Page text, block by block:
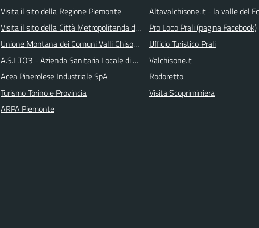
Visita il sito della Regione Piemonte
Visita il sito della Città Metropolitanda di Torino
Unione Montana dei Comuni Valli Chisone e Germanasca
A.S.L.TO3 - Azienda Sanitaria Locale di Collegno e Pinerolo
Acea Pinerolese Industriale SpA
Turismo Torino e Provincia
ARPA Piemonte
Altavalchisone.it - la valle del
Pro Loco Prali (pagina Facebook)
Ufficio Turistico Prali
Valchisone.it
Rodoretto
Visita Scopriminiera